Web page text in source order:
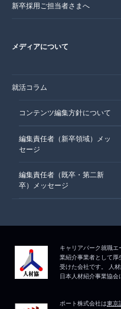
新卒採用ご担当者さまへ
メディアについて
就活コラム
コンテンツ編集方針について
編集責任者（新卒領域）メッ
セージ
編集責任者（既卒・第二新
卒）メッセージ